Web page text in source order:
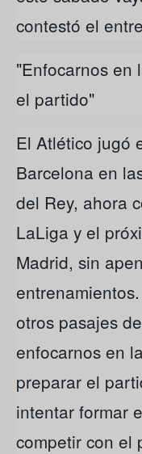
contestó el
"Enfocarnos en
el partido"
El Atlético jugó
Barcelona en
del Rey, ahora
LaLiga y el
Madrid, sin
otros pasajes
enfocarnos en
preparar el
intentar formar
competir con el